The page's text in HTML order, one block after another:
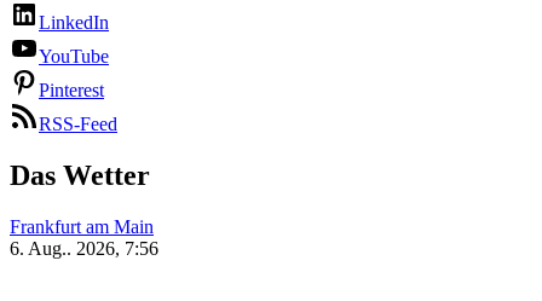
LinkedIn
YouTube
Pinterest
RSS-Feed
Das Wetter
Frankfurt am Main
6. Aug.. 2026, 7:56